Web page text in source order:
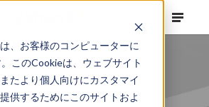
、お客様のコンピューターに
このCookieは、ウェブサイト
たより個人向けにカスタマイ
供するためにこのサイトおよ